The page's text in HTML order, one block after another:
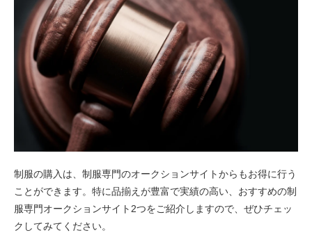
制服の購入は、制服専門のオークションサイトからもお得に行う
ことができます。特に品揃えが豊富で実績の高い、おすすめの制
服専門オークションサイト2つをご紹介しますので、ぜひチェッ
クしてみてください。